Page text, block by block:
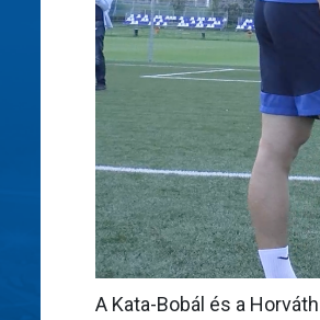
A Kata-Bobál és a